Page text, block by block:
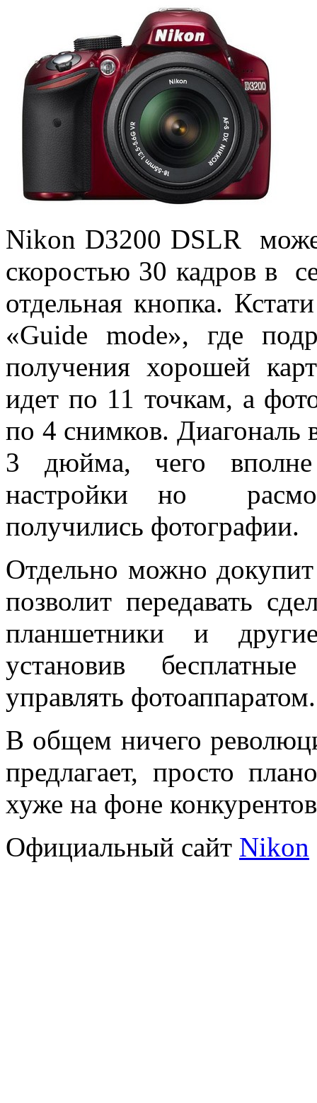
Nikon D3200 DSLR
скоростью 30 кадров в
отдельная кнопка.
«Guide mode», где
получения хорошей
идет по 11 точкам, а
по 4 снимков. Диагональ
3 дюйма, чего вполне
настройки но
получились фотографии.
Отдельно можно
позволит передавать
планшетники и
установив
управлять фотоаппаратом.
В общем ничего
предлагает, просто
хуже на фоне
Официальный сайт Nikon